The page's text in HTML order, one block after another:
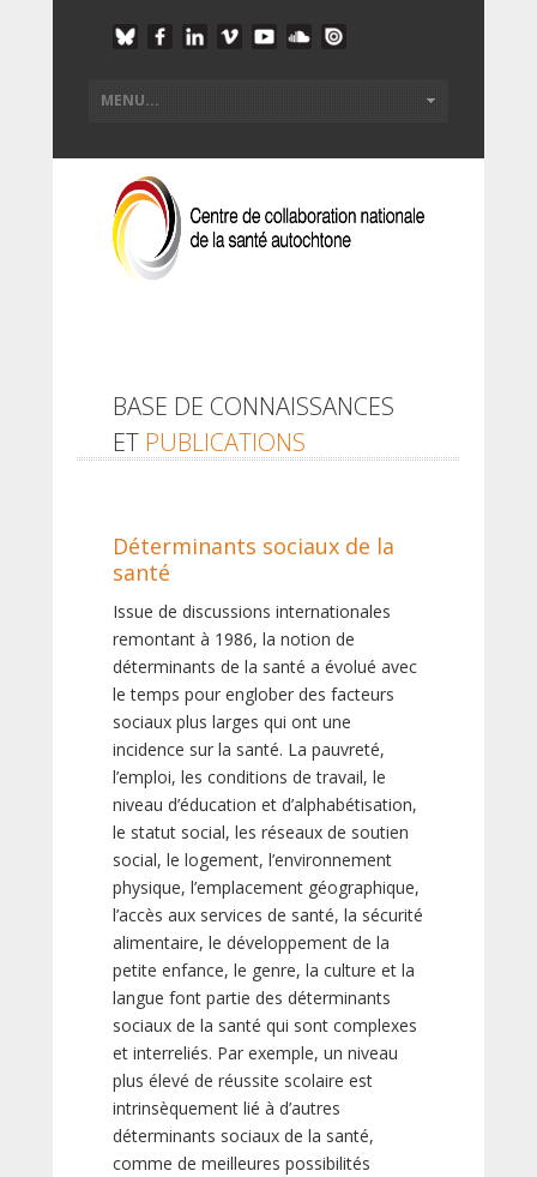
BASE DE CONNAISSANCES
ET PUBLICATIONS
Déterminants sociaux de la
santé
Issue de discussions internationales
remontant à 1986, la notion de
déterminants de la santé a évolué avec
le temps pour englober des facteurs
sociaux plus larges qui ont une
incidence sur la santé. La pauvreté,
l’emploi, les conditions de travail, le
niveau d’éducation et d’alphabétisation,
le statut social, les réseaux de soutien
social, le logement, l’environnement
physique, l’emplacement géographique,
l’accès aux services de santé, la sécurité
alimentaire, le développement de la
petite enfance, le genre, la culture et la
langue font partie des déterminants
sociaux de la santé qui sont complexes
et interreliés. Par exemple, un niveau
plus élevé de réussite scolaire est
intrinsèquement lié à d’autres
déterminants sociaux de la santé,
comme de meilleures possibilités